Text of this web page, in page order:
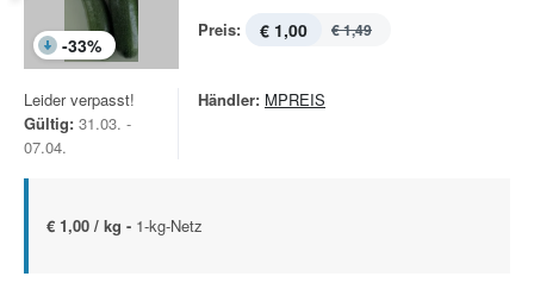
-33%
Preis: € 1,00 € 1,49
Leider verpasst!
Gültig: 31.03. -
07.04.
Händler: MPREIS
€ 1,00 / kg - 1-kg-Netz